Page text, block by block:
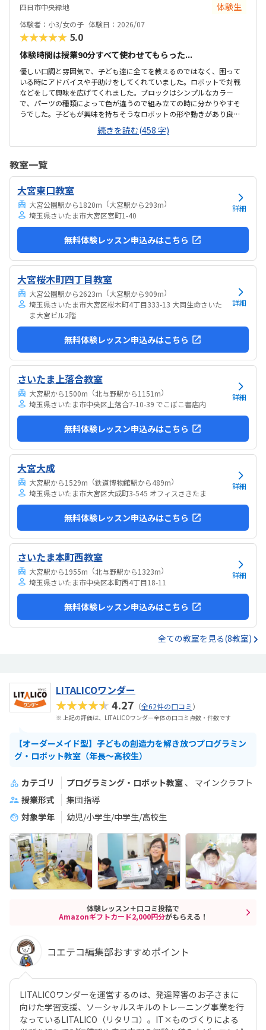
できました。入室したら必ず手を洗うルールも良いです。教室にある
教科書などもきちんと整理整頓されています。キット代が兄弟割引で
半額になりました。入会金も無料に。欲を言えば、...
四日市中央緑地 体験生
体験者：小3/女の子 体験日：2026/07
★★★★★ 5.0
体験時間は授業90分すべて使わせてもらった...
優しい口調と雰囲気で、子ども達に全てを教えるのではなく、困って
いる時にアドバイスや手助けをしてくれていました。ロボットで対戦
などをして興味を広げてくれました。ブロックはシンプルなカラー
で、パーツの種類によって色が違うので組み立ての時に分かりやすそ
うでした。子どもが興味を持ちそうなロボットの形や動きがあり良か
ったです。駐車場は停めやすく、分かりやすい場所にあるので助かり
ます。近くに別の施設もあるので、習ってない兄弟が過ごしやすいと
思いました。教室はシンプルで余計なものが置いてないので集中でき
したりできるのは助かります。料金は今の物価で考えれば高いとは思
いませんが、子どもの成長具合で判断すると思います。子どもが自発
的にどんどん作り進めていったのには正直驚きました。最初からたく
さんあれこれ説明されずブロックを触らせてもらったの...
続きを読む(458 字)
教室一覧
大宮東口教室
大宮公園駅から1820m （大宮駅から293m）
埼玉県さいたま市大宮区宮町1-40
詳細
無料体験レッスン申込みはこちら
大宮桜木町四丁目教室
大宮公園駅から2623m （大宮駅から909m）
埼玉県さいたま市大宮区桜木町4丁目333-13 大同生命さいた
ま大宮ビル2階
詳細
無料体験レッスン申込みはこちら
さいたま上落合教室
大宮駅から1500m （北与野駅から1151m）
埼玉県さいたま市中央区上落合7-10-39 でこぼこ書店内
詳細
無料体験レッスン申込みはこちら
大宮大成
大宮駅から1529m （鉄道博物館駅から489m）
埼玉県さいたま市大宮区大成町3-545 オフィスさきたま
詳細
無料体験レッスン申込みはこちら
さいたま本町西教室
大宮駅から1955m （北与野駅から1323m）
埼玉県さいたま市中央区本町西4丁目18-11
詳細
無料体験レッスン申込みはこちら
全ての教室を見る(8教室)
LITALICOワンダー
★★★★★4.27 （全62件の口コミ）
※ 上記の評価は、LITALICOワンダー全体の口コミ点数・件数です
【オーダーメイド型】子どもの創造力を解き放つプログラミン
グ・ロボット教室（年長～高校生）
カテゴリ プログラミング・ロボット教室
マインクラフト
授業形式
集団指導
対象学年
幼児/小学生/中学生/高校生
体験レッスン＋口コミ投稿で
Amazonギフトカード2,000円分がもらえる！
コエテコ編集部おすすめポイント
LITALICOワンダーを運営するのは、発達障害のお子さまに
向けた学習支援、ソーシャルスキルのトレーニング事業を行
なっているLITALICO（リタリコ）。IT×ものづくりによる